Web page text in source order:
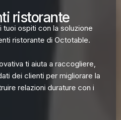
ristorante
ospiti con la soluzione
ristorante di Octotable.
ti aiuta a raccogliere,
dei clienti per migliorare la
relazioni durature con i